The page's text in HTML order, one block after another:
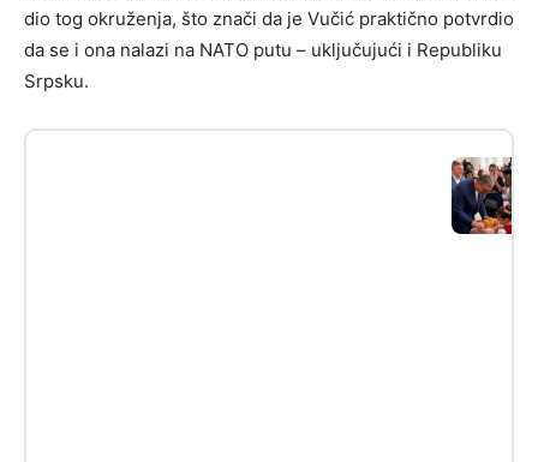
dio tog okruženja, što znači da je Vučić praktično potvrdio
da se i ona nalazi na NATO putu – uključujući i Republiku
Srpsku.